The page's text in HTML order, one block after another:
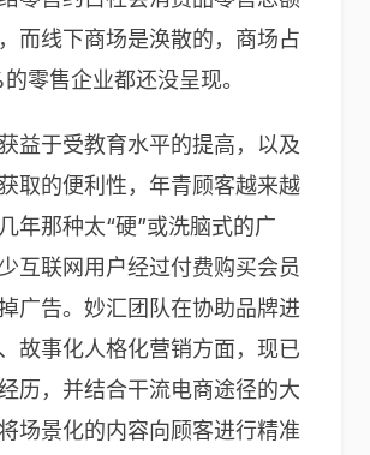
而线下商场是涣散的，商场占
零售企业都还没呈现。
益于受教育水平的提高，以及
取的便利性，年青顾客越来越
年那种太“硬”或洗脑式的广
互联网用户经过付费购买会员
广告。妙汇团队在协助品牌进
故事化人格化营销方面，现已
历，并结合干流电商途径的大
场景化的内容向顾客进行精准